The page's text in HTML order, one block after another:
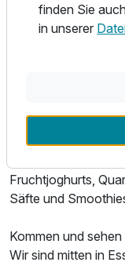
arrangiertem
Körschen.
Neben einer
diversen Käse-
Frischer Lachs
Fruchtjoghurts,
Säfte und
Kommen und
Wir sind mitten in
finden Sie
in unserer